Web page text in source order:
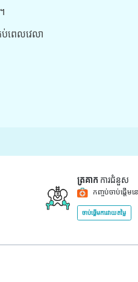
ប់ពេលវេលា
ត្រគាក ការជំនួស
កញ្ចប់ចាប់ផ្តើមន
ចាប់ផ្តើមការវាយតម្លៃ